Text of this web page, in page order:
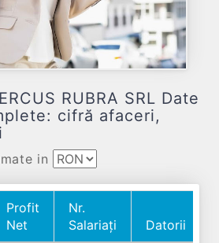
RUBRA SRL Date
cifră afaceri,
in
Profit
Net
Nr.
Salariați
Datorii